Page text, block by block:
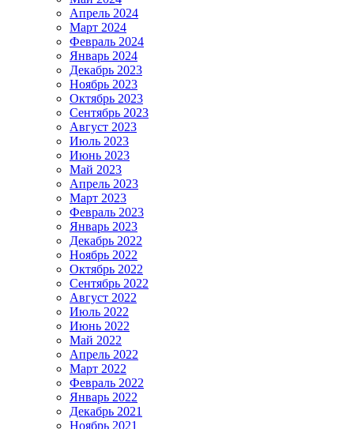
Апрель 2024
Март 2024
Февраль 2024
Январь 2024
Декабрь 2023
Ноябрь 2023
Октябрь 2023
Сентябрь 2023
Август 2023
Июль 2023
Июнь 2023
Май 2023
Апрель 2023
Март 2023
Февраль 2023
Январь 2023
Декабрь 2022
Ноябрь 2022
Октябрь 2022
Сентябрь 2022
Август 2022
Июль 2022
Июнь 2022
Май 2022
Апрель 2022
Март 2022
Февраль 2022
Январь 2022
Декабрь 2021
Ноябрь 2021